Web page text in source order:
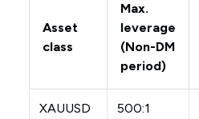
Asset
class
Max.
leverage
(Non-DM
period)
XAUUSD 500:1